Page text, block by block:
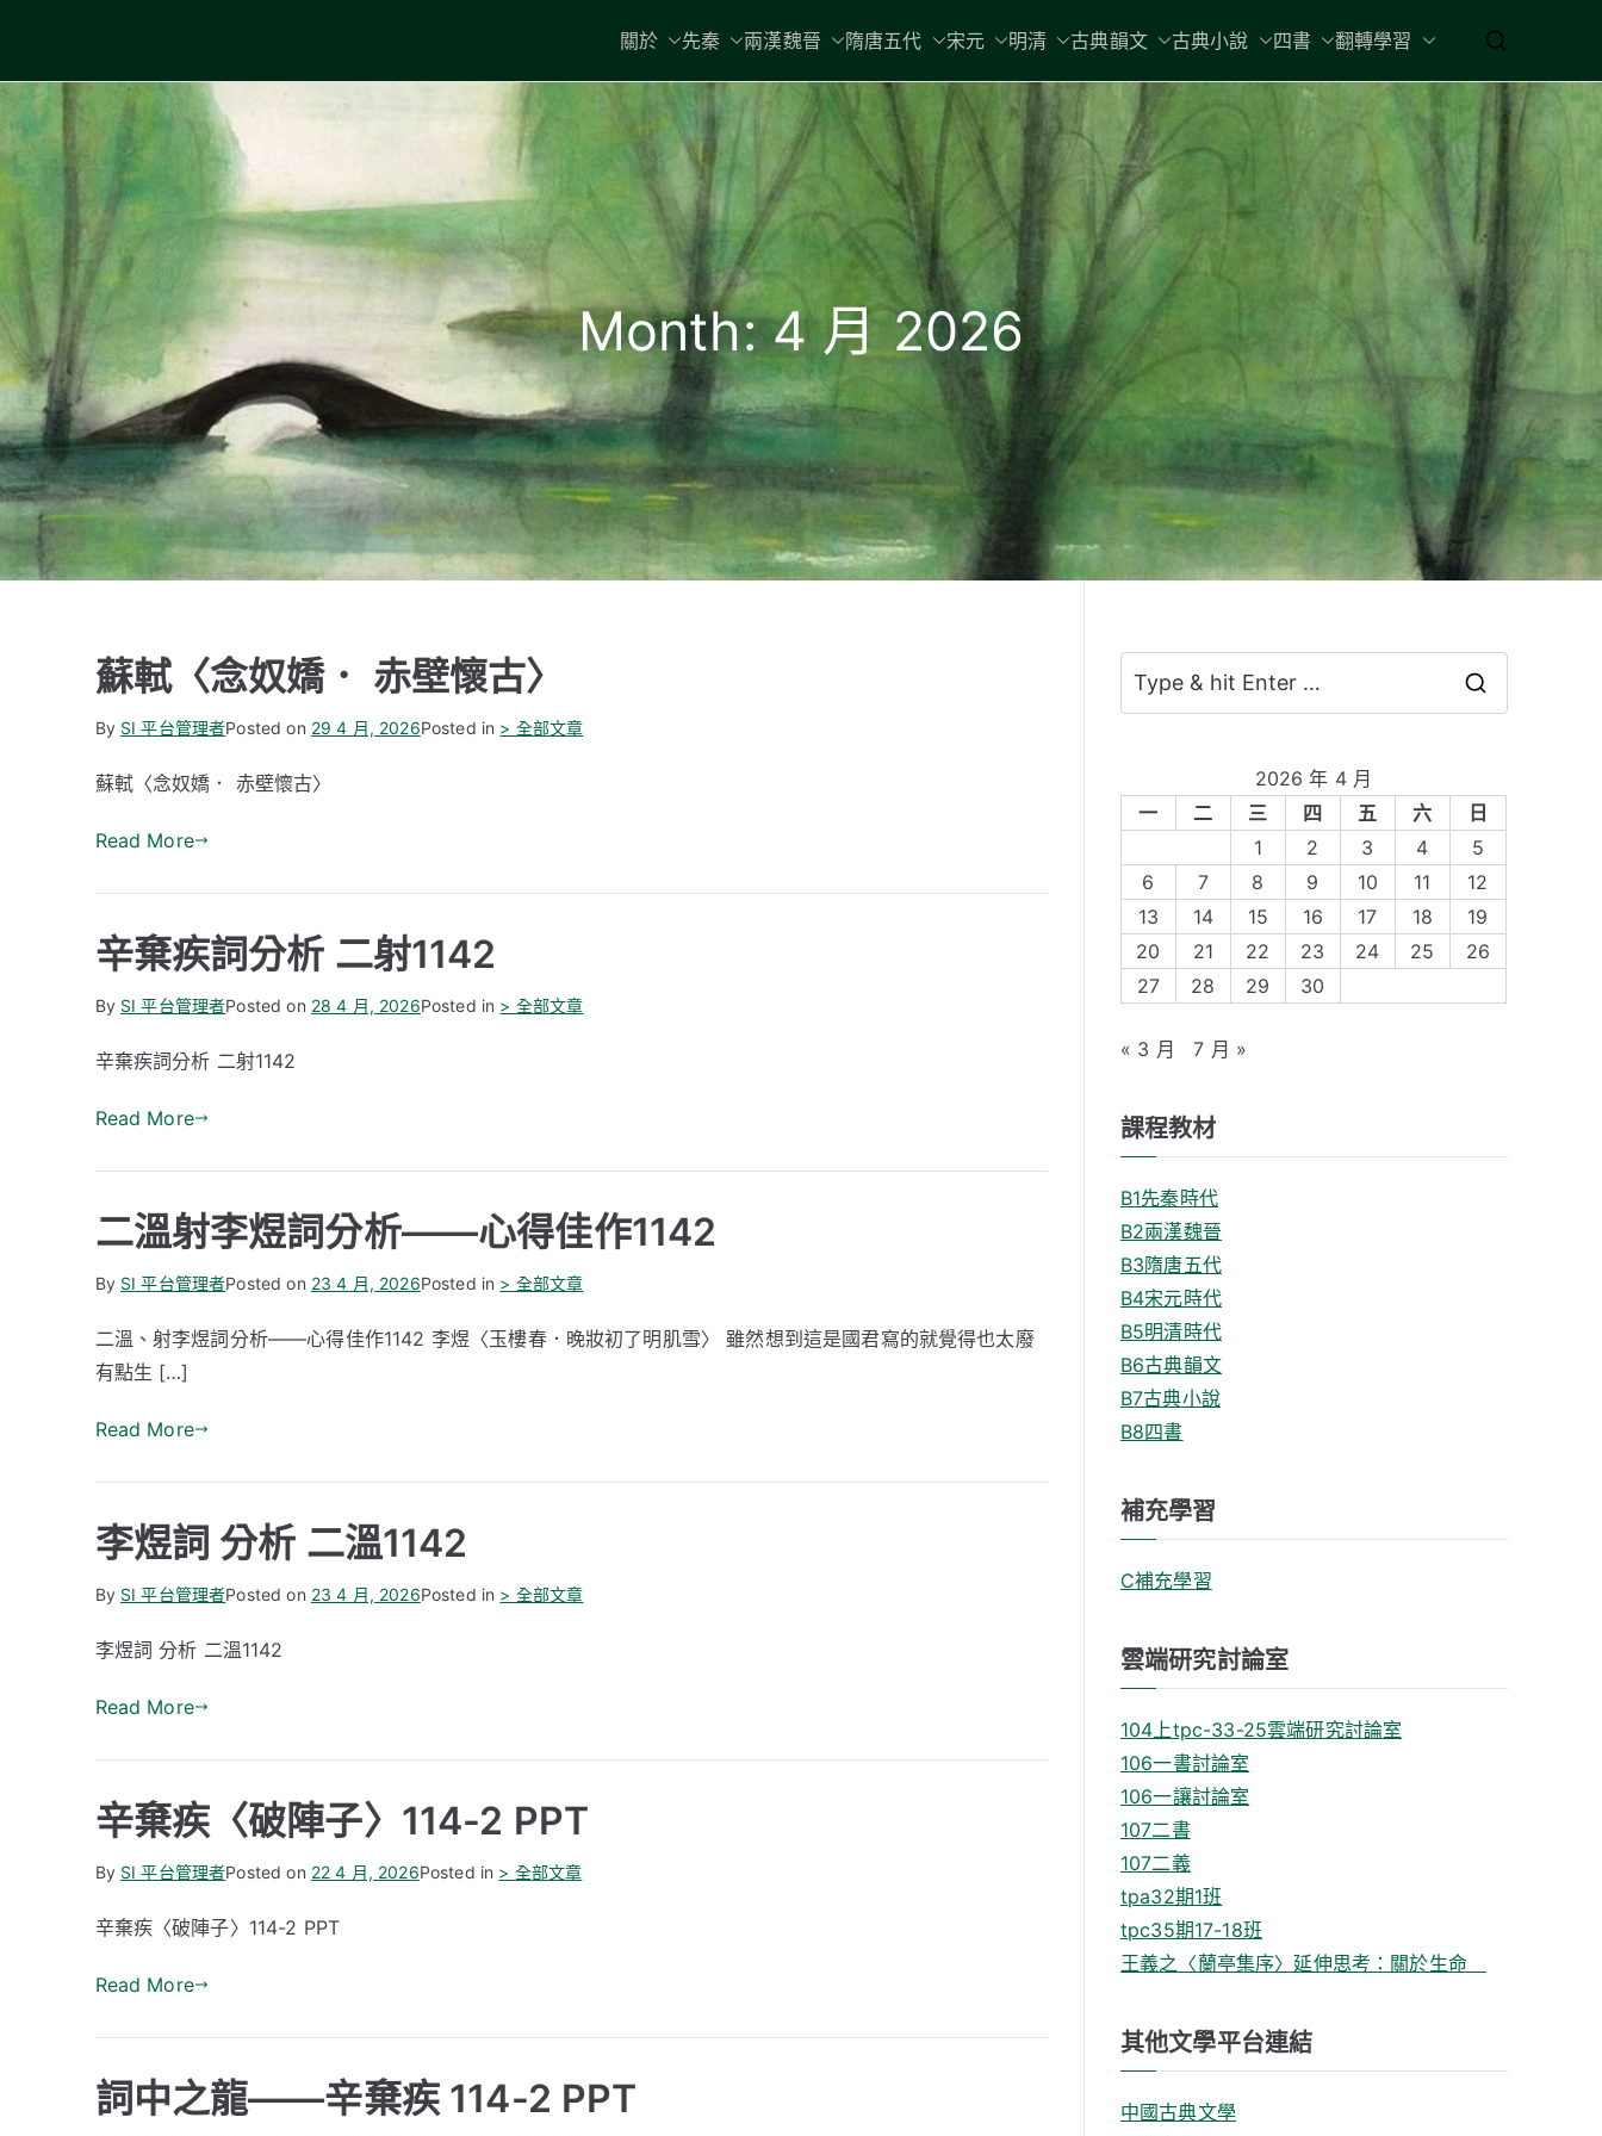
content
中國古典文學
關於 先秦 兩漢魏晉 隋唐五代 宋元 明清 古典韻文 古典小說 四書 翻轉學習
Month:4 月 2026
蘇軾〈念奴嬌． 赤壁懷古〉
By SI 平台管理者Posted on 29 4 月, 2026Posted in > 全部文章
蘇軾〈念奴嬌． 赤壁懷古〉
Read More
辛棄疾詞分析 二射1142
By SI 平台管理者Posted on 28 4 月, 2026Posted in > 全部文章
辛棄疾詞分析 二射1142
Read More
二溫射李煜詞分析——心得佳作1142
By SI 平台管理者Posted on 23 4 月, 2026Posted in > 全部文章
二溫、射李煜詞分析——心得佳作1142 李煜〈玉樓春．晚妝初了明肌雪〉 雖然想到這是國君寫的就覺得也太廢
有點生 […]
Read More
李煜詞 分析 二溫1142
By SI 平台管理者Posted on 23 4 月, 2026Posted in > 全部文章
李煜詞 分析 二溫1142
Read More
辛棄疾〈破陣子〉114-2 PPT
By SI 平台管理者Posted on 22 4 月, 2026Posted in > 全部文章
辛棄疾〈破陣子〉114-2 PPT
Read More
詞中之龍——辛棄疾 114-2 PPT
r
c
h
f
o
r
:
2026 年 4 月
一
二 三 四 五 六
日
1
2 3 4
5
6
7 8 9 10 11
12
13
14 15 16 17 18
19
20
21 22 23 24 25
26
27
28 29 30
« 3 月 7 月 »
課程教材
B1先秦時代
B2兩漢魏晉
B3隋唐五代
B4宋元時代
B5明清時代
B6古典韻文
B7古典小說
B8四書
補充學習
C補充學習
雲端研究討論室
104上tpc-33-25雲端研究討論室
106一書討論室
106一讓討論室
107二書
107二義
tpa32期1班
tpc35期17-18班
王義之〈蘭亭集序〉延伸思考：關於生命
其他文學平台連結
中國古典文學